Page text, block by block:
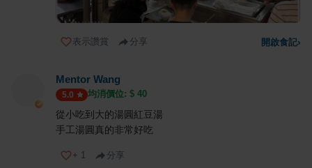
表示讚賞 分享 開啟食記›
Mentor Wang
5.0 均消價位: $ 40
從小吃到大的湯圓紅豆湯
手工湯圓真的非常好吃
+ 1 分享